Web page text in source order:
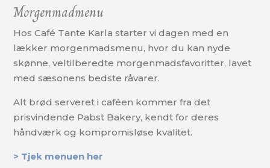
Morgenmadmenu
Hos Café Tante Karla starter vi dagen med en
lækker morgenmadsmenu, hvor du kan nyde
skønne, veltilberedte morgenmadsfavoritter, lavet
med sæsonens bedste råvarer.
Alt brød serveret i caféen kommer fra det
prisvindende Pabst Bakery, kendt for deres
håndværk og kompromisløse kvalitet.
> Tjek menuen her